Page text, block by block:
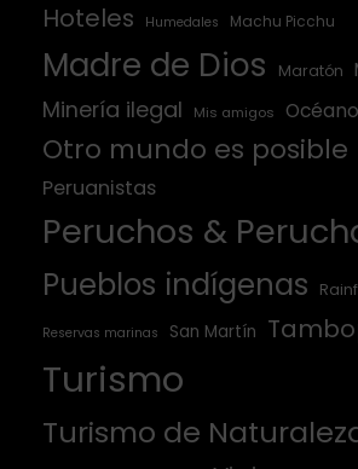
Hoteles Humedales Machu Picchu
Madre de Dios Maratón
Minería ilegal Mis amigos
Otro mundo es posible
Peruanistas
Peruchos &
Pueblos indígenas
Reservas marinas San Martín
Turismo
Turismo de